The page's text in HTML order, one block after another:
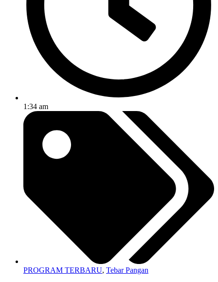
1:34 am
PROGRAM TERBARU, Tebar Pangan